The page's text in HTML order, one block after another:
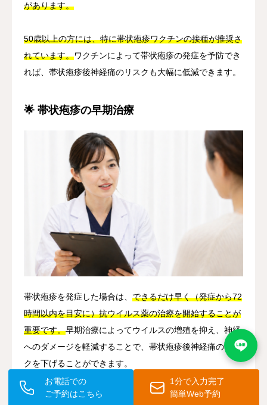
があります。
50歳以上の方には、特に帯状疱疹ワクチンの接種が推奨さ
れています。ワクチンによって帯状疱疹の発症を予防でき
れば、帯状疱疹後神経痛のリスクも大幅に低減できます。
🌟 帯状疱疹の早期治療
帯状疱疹を発症した場合は、 できるだけ早く（発症から72
時間以内を目安に）抗ウイルス薬の治療を開始することが
重要です。早期治療によってウイルスの増殖を抑え、神経
へのダメージを軽減することで、帯状疱疹後神経痛のリス
クを下げることができます。
また、急性期の痛みに対してもしっかりと鎮痛治療を行う
お電話での
ご予約はこちら
1分で入力完了
簡単Web予約